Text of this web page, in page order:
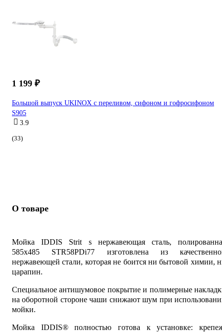
1 199 ₽
Большой выпуск UKINOX с переливом, сифоном и гофросифоном
S905
3.9
(33)
О товаре
Мойка IDDIS Strit s нержавеющая сталь,
585x485 STR58PDi77 изготовлена из
нержавеющей стали, которая не боится ни бытовой химии,
царапин.
Специальное антишумовое покрытие и полимерные
на оборотной стороне чаши снижают шум при
мойки.
Мойка IDDIS® полностью готова к установке: